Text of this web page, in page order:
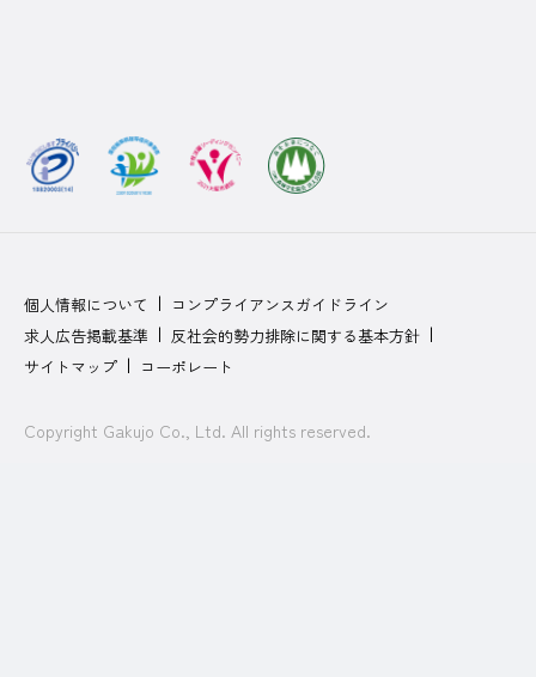
個人情報について
コンプライアンスガイドライン
求人広告掲載基準
反社会的勢力排除に関する基本方針
サイトマップ
コーポレート
Copyright Gakujo Co., Ltd. All rights reserved.